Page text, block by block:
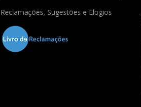
Reclamações, Sugestões e Elogios